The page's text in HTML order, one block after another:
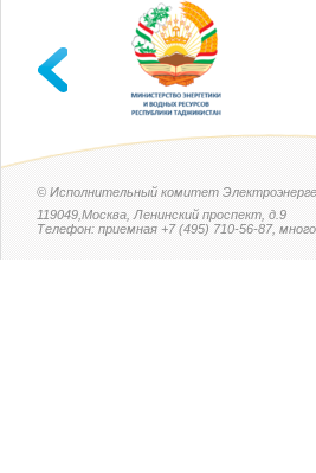
© Исполнительный комитет
119049,Москва, Ленинский проспект, д.9
Телефон: приемная +7 (495) 710-56-87,